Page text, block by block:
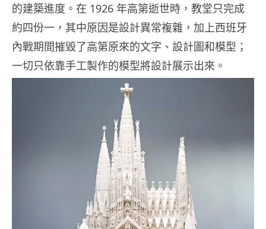
的建築進度。在 1926 年高第逝世時，教堂只完成
約四份一，其中原因是設計異常複雜，加上西班牙
內戰期間摧毀了高第原來的文字、設計圖和模型；
一切只依靠手工製作的模型將設計展示出來。